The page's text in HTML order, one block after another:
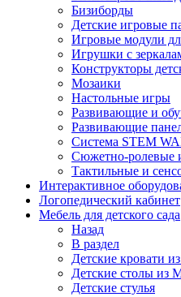
Бизиборды
Детские игровые
Игровые модули
Игрушки с
Конструкторы
Мозаики
Настольные игры
Развивающие и
Развивающие
Система STEM
Сюжетно-ролевые
Тактильные и
Интерактивное
Логопедический кабинет
Мебель для детского сада
Назад
В раздел
Детские кровати
Детские столы
Детские стулья